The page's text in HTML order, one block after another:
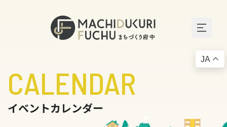
CALENDAR
イベントカレンダー
JA